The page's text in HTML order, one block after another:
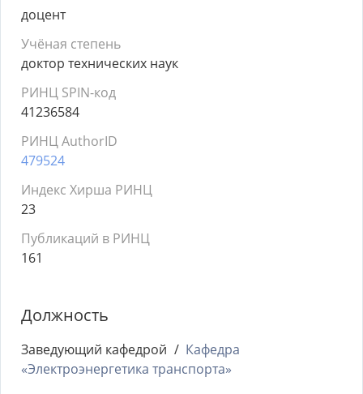
доцент
Учёная степень
доктор технических наук
РИНЦ SPIN-код
41236584
РИНЦ AuthorID
479524
Индекс Хирша РИНЦ
23
Публикаций в РИНЦ
161
Должность
Заведующий кафедрой
Кафедра
«Электроэнергетика транспорта»